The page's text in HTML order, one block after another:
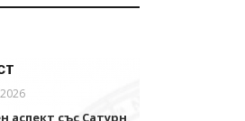
аспект със Сатурн,